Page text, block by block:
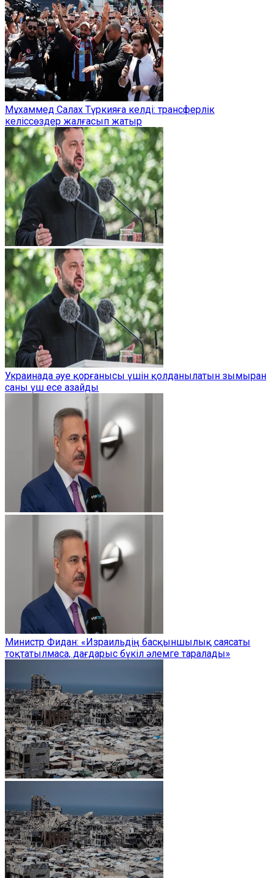
Мұхаммед Салах Түркияға келді: трансферлік
келіссөздер жалғасып жатыр
Украинада әуе қорғанысы үшін қолданылатын зымыран
саны үш есе азайды
Министр Фидан: «Израильдің басқыншылық саясаты
тоқтатылмаса, дағдарыс бүкіл әлемге таралады»